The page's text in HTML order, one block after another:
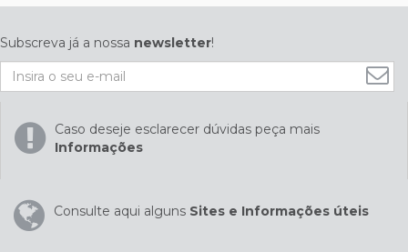
Subscreva já a nossa newsletter!
Caso deseje esclarecer dúvidas peça mais
Informações
Consulte aqui alguns Sites e Informações úteis